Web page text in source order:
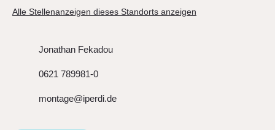
Alle Stellenanzeigen dieses Standorts anzeigen
Jonathan Fekadou
0621 789981-0
montage@iperdi.de